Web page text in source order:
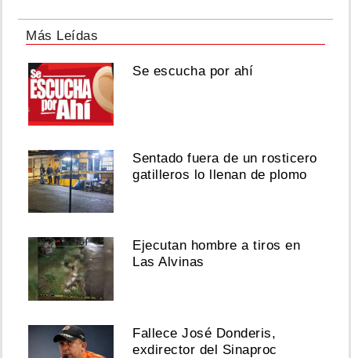
Más Leídas
Se escucha por ahí
Sentado fuera de un rosticero
gatilleros lo llenan de plomo
Ejecutan hombre a tiros en
Las Alvinas
Fallece José Donderis,
exdirector del Sinaproc